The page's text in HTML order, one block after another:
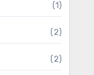
(1)
(2)
(2)